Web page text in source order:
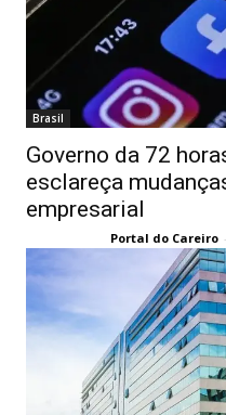
Brasil
Governo da 72
esclareça
empresarial
Portal do Careiro -